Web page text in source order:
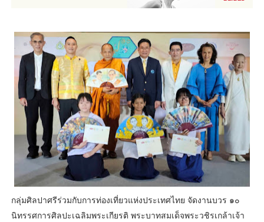
กลุ่มศิลปาศรีร่วมกับการท่องเที่ยวแห่งประเทศไทย จัดงานบวร ๑๐
นิทรรศการศิลปะเฉลิมพระเกียรติ พระบาทสมเด็จพระวชิรเกล้าเจ้า